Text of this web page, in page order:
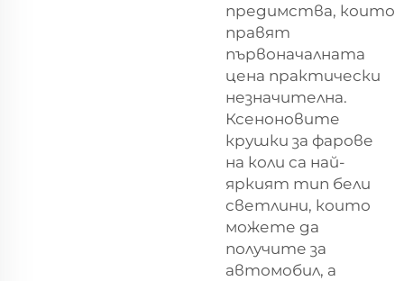
предимства, които
правят
първоначалната
цена практически
незначителна.
Ксеноновите
крушки за фарове
на коли са най-
яркият тип бели
светлини, които
можете да
получите за
автомобил, а